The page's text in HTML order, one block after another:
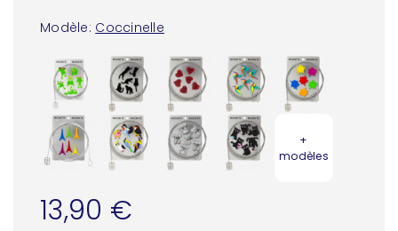
Modèle: Coccinelle
+
modèles
13,90 €